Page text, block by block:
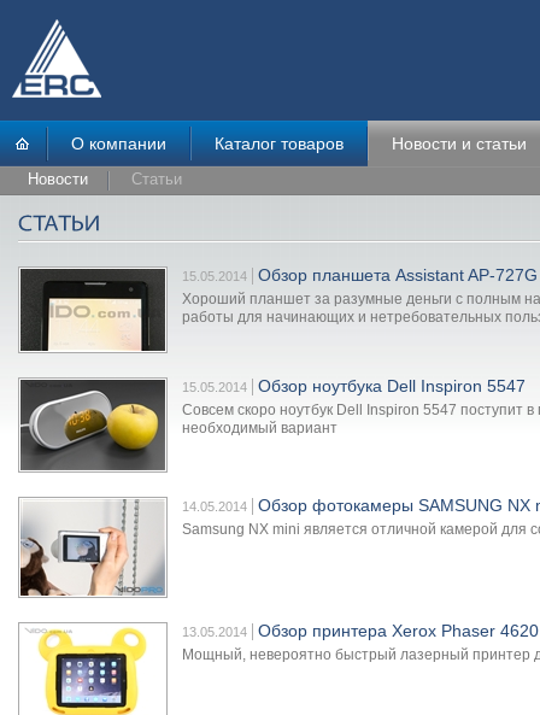
О компании Каталог товаров Новости и статьи
Новости Статьи
15.05.2014 Обзор планшета Assistant AP-
Хороший планшет за разумные деньги с полным
работы для начинающих и нетребовательных
15.05.2014 Обзор ноутбука Dell Inspiron 5547
Совсем скоро ноутбук Dell Inspiron 5547 поступит
необходимый вариант
14.05.2014 Обзор фотокамеры SAMSUNG NX
Samsung NX mini является отличной камерой для
13.05.2014 Обзор принтера Xerox Phaser
Мощный, невероятно быстрый лазерный принтер